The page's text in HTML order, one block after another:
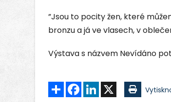
”Jsou to pocity žen, které
bronzu a já ve vlasech, v
Výstava s názvem Nevídáno
Sdílet FacebookLinkedIn